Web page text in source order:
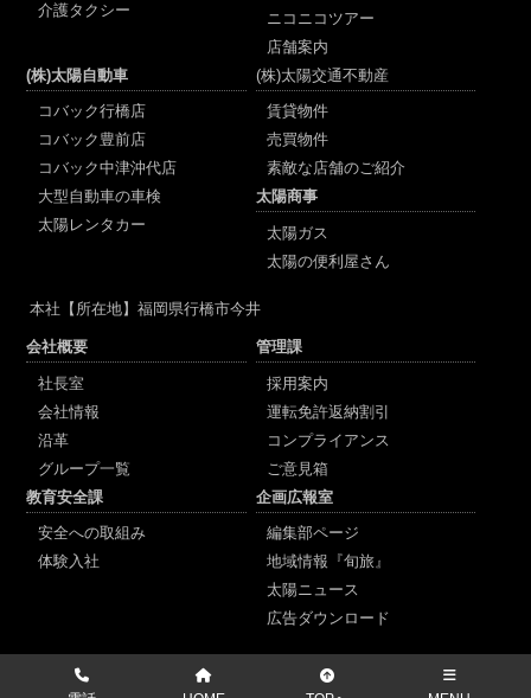
介護タクシー
ニコニコツアー
店舗案内
(株)太陽自動車
コバック行橋店
コバック豊前店
コバック中津沖代店
大型自動車の車検
太陽レンタカー
(株)太陽交通不動産
賃貸物件
売買物件
素敵な店舗のご紹介
太陽商事
太陽ガス
太陽の便利屋さん
本社 【所在地】福岡県行橋市今井
会社概要
社長室
会社情報
沿革
グループ一覧
管理課
採用案内
運転免許返納割引
コンプライアンス
ご意見箱
教育安全課
安全への取組み
体験入社
企画広報室
編集部ページ
地域情報『旬旅』
太陽ニュース
広告ダウンロード
Copyright(C) 2009-2026
Taiyo-koutu Co.Ltd. All Rights Reserved.